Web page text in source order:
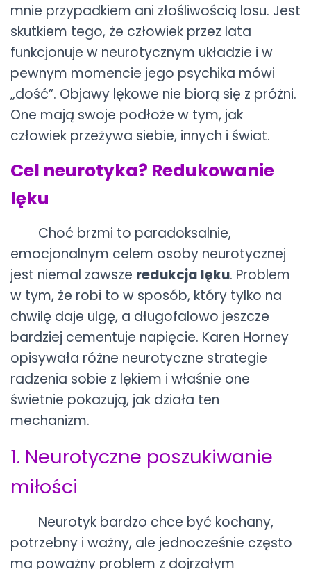
mnie przypadkiem ani złośliwością losu. Jest
skutkiem tego, że człowiek przez lata
funkcjonuje w neurotycznym układzie i w
pewnym momencie jego psychika mówi
„dość”. Objawy lękowe nie biorą się z próżni.
One mają swoje podłoże w tym, jak
człowiek przeżywa siebie, innych i świat.
Cel neurotyka? Redukowanie
lęku
Choć brzmi to paradoksalnie,
emocjonalnym celem osoby neurotycznej
jest niemal zawsze redukcja lęku. Problem
w tym, że robi to w sposób, który tylko na
chwilę daje ulgę, a długofalowo jeszcze
bardziej cementuje napięcie. Karen Horney
opisywała różne neurotyczne strategie
radzenia sobie z lękiem i właśnie one
świetnie pokazują, jak działa ten
mechanizm.
1. Neurotyczne poszukiwanie
miłości
Neurotyk bardzo chce być kochany,
potrzebny i ważny, ale jednocześnie często
ma poważny problem z dojrzałym